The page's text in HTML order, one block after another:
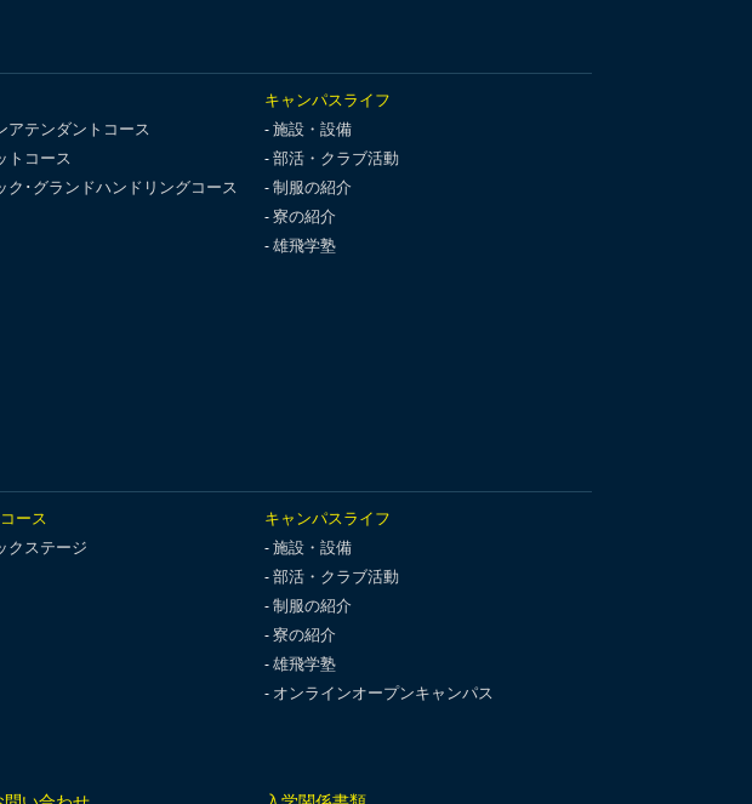
アテンダントコース
トコース
ク･グランドハンドリングコース
キャンパスライフ
施設・設備
部活・クラブ活動
制服の紹介
寮の紹介
雄飛学塾
ース
クステージ
キャンパスライフ
施設・設備
部活・クラブ活動
制服の紹介
寮の紹介
雄飛学塾
オンラインオープンキャンパス